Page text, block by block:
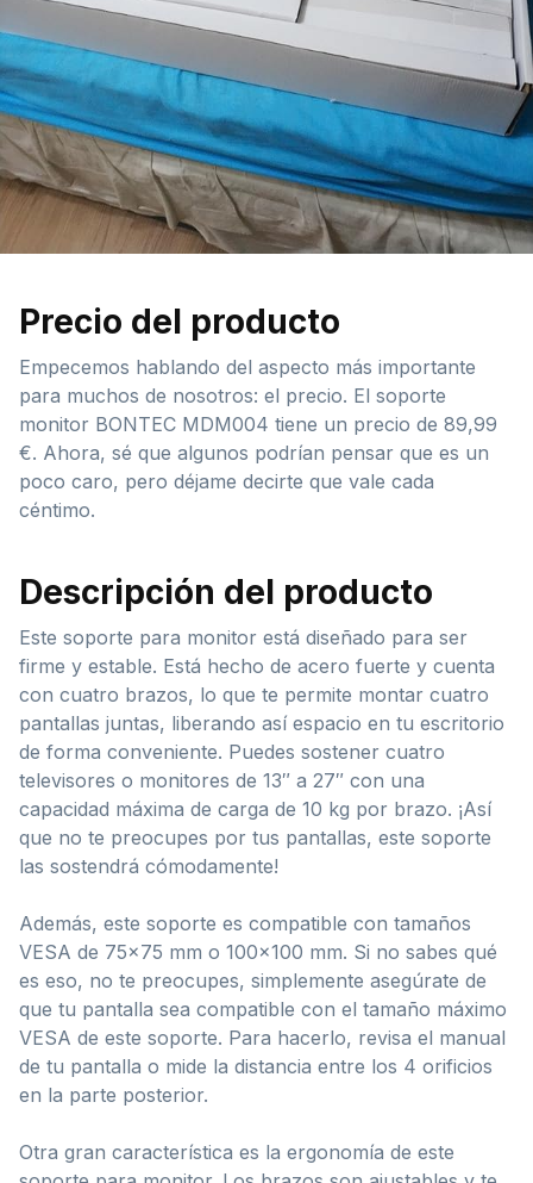
Precio del producto
Empecemos hablando del aspecto más importante
para muchos de nosotros: el precio. El soporte
monitor BONTEC MDM004 tiene un precio de 89,99
€. Ahora, sé que algunos podrían pensar que es un
poco caro, pero déjame decirte que vale cada
céntimo.
Descripción del producto
Este soporte para monitor está diseñado para ser
firme y estable. Está hecho de acero fuerte y cuenta
con cuatro brazos, lo que te permite montar cuatro
pantallas juntas, liberando así espacio en tu escritorio
de forma conveniente. Puedes sostener cuatro
televisores o monitores de 13″ a 27″ con una
capacidad máxima de carga de 10 kg por brazo. ¡Así
que no te preocupes por tus pantallas, este soporte
las sostendrá cómodamente!
Además, este soporte es compatible con tamaños
VESA de 75×75 mm o 100×100 mm. Si no sabes qué
es eso, no te preocupes, simplemente asegúrate de
que tu pantalla sea compatible con el tamaño máximo
VESA de este soporte. Para hacerlo, revisa el manual
de tu pantalla o mide la distancia entre los 4 orificios
en la parte posterior.
Otra gran característica es la ergonomía de este